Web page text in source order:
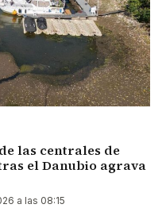
las centrales de
el Danubio agrava
a las 08:15